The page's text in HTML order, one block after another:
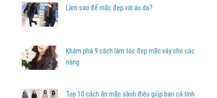
Làm sao để mặc đẹp với áo da?
Khám phá 9 cách làm tóc đẹp mặc váy cho các
nàng
Top 10 cách ăn mặc sành điệu giúp bạn cá tính